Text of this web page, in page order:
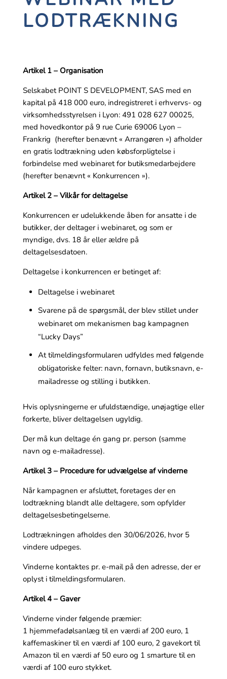
LODTRÆKNING
Artikel 1 – Organisation
Selskabet POINT S DEVELOPMENT, SAS med en
kapital på 418 000 euro, indregistreret i erhvervs- og
virksomhedsstyrelsen i Lyon: 491 028 627 00025,
med hovedkontor på 9 rue Curie 69006 Lyon –
Frankrig (herefter benævnt « Arrangøren ») afholder
en gratis lodtrækning uden købsforpligtelse i
forbindelse med webinaret for butiksmedarbejdere
(herefter benævnt « Konkurrencen »).
Artikel 2 – Vilkår for deltagelse
Konkurrencen er udelukkende åben for ansatte i de
butikker, der deltager i webinaret, og som er
myndige, dvs. 18 år eller ældre på
deltagelsesdatoen.
Deltagelse i konkurrencen er betinget af:
Deltagelse i webinaret
Svarene på de spørgsmål, der blev stillet under
webinaret om mekanismen bag kampagnen
“Lucky Days”
At tilmeldingsformularen udfyldes med følgende
obligatoriske felter: navn, fornavn, butiksnavn, e-
mailadresse og stilling i butikken.
Hvis oplysningerne er ufuldstændige, unøjagtige eller
forkerte, bliver deltagelsen ugyldig.
Der må kun deltage én gang pr. person (samme
navn og e-mailadresse).
Artikel 3 – Procedure for udvælgelse af vinderne
Når kampagnen er afsluttet, foretages der en
lodtrækning blandt alle deltagere, som opfylder
deltagelsesbetingelserne.
Lodtrækningen afholdes den 30/06/2026, hvor 5
vindere udpeges.
Vinderne kontaktes pr. e-mail på den adresse, der er
oplyst i tilmeldingsformularen.
Artikel 4 – Gaver
Vinderne vinder følgende præmier:
1 hjemmefadølsanlæg til en værdi af 200 euro, 1
kaffemaskiner til en værdi af 100 euro, 2 gavekort til
Amazon til en værdi af 50 euro og 1 smarture til en
værdi af 100 euro stykket.